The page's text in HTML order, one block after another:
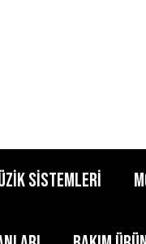
SİSTEMLERİ